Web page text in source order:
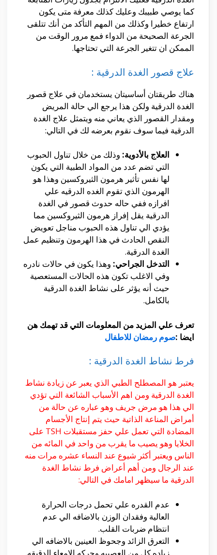
كما يوصي طبيبك وعليك كذلك معرفة متى يكون
ارتفاع خطيرا وكذلك من المهم التأكد من أنك تتلقى
الجرعة الصحيحة من الدواء فمع مرور الوقت من
الممكن ان تتغير الجرعة التي تحتاجها.
علاج قصور الغدة الدرقية :
هناك طريقتان أساسيتان يستخدمان في علاج قصور
الغدة الدرقية ولكن هذا يرجع الي حالة المريض
ومقدار القصور الذي يعاني منه ويتمثل علاج الغدة
الدرقية فيما سوف نقوم بعرضه لك في التالي:
العلاج بالأدوية: وذلك من خلال تناول الحبوب
التي تضم عدد من المواد الطبية التي يكون
لها نفس تأثير هرمون الثيروكسين وهذا هو
الهرمون الذي تقوم الغده الدرقيه علي
افرازه ففي حاله حدوث قصور في الغدة
الدرقية يقل إفراز هرمون الثيروكسين مما
يؤدي الي تناول هذه الحبوب مناجل تعويض
النقص الحادث في هذا الهرمون وتنظيم عمل
الغدة الدرقية.
التدخل الجراحي: وهذا يكون في حالات نادره
وفي الاغلب تكون هذه الحالات المستعصية
حيث أنه يؤثر على نشاط الغدة الدرقية
بالكامل.
تعرف علي المزيد من المعلومات التي قد تهمك هن
ايضا :صوم رمضان للاطفال
فرط نشاط الغدة الدرقية :
يعتبر هو المصطلح الطبي الذي يعبر عن زيادة نشاط
الغدة الدرقية ومن اهم الأسباب الشائعة التي تؤدي
الي هذا هو مرض جريف وهو عباره عن حالة من
أمراض المناعة الذاتية حيث يتم إنتاج الأجسام
المضادة التي تعمل علي حفز مستقبلات TSH على
الخلايا وهو يصيب ما يقرب من واحد في المائه من
الناس ويعتبر أكثر شيوع عند النساء عشره مرات منه
عند الرجال ومن أهم أعراض فرط نشاط الغدة
الدرقية ما سيظهر امامك في التالي:
عدم القدره علي تحمل درجات الحرارة
العالية وفقدان الوزن بالاضافه الي عدم
انتظام ضربات القلب.
التعرق الزائد وجحوظ العينين بالاضافه الي
زياده كل من العصبيه وحركه الامعاء الدقيقه.